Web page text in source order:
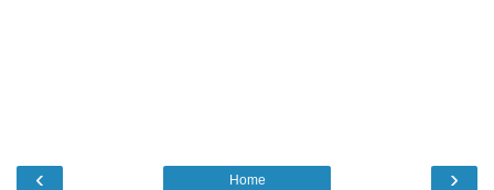
‹ ›
Home